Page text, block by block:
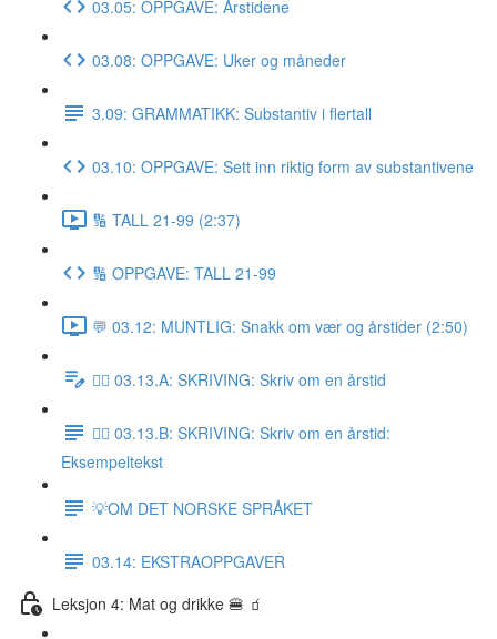
03.05: OPPGAVE: Årstidene
03.08: OPPGAVE: Uker og måneder
3.09: GRAMMATIKK: Substantiv i flertall
03.10: OPPGAVE: Sett inn riktig form av substantivene
🔢 TALL 21-99 (2:37)
🔢 OPPGAVE: TALL 21-99
💬 03.12: MUNTLIG: Snakk om vær og årstider (2:50)
✍🏼 03.13.A: SKRIVING: Skriv om en årstid
✍🏼 03.13.B: SKRIVING: Skriv om en årstid:
Eksempeltekst
💡OM DET NORSKE SPRÅKET
03.14: EKSTRAOPPGAVER
Leksjon 4: Mat og drikke 🍔 🧃